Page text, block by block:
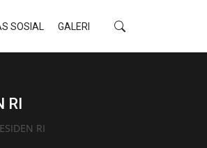
SOSIAL GALERI
RI
RI